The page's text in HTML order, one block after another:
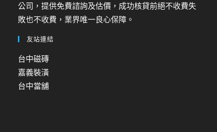
公司，提供免費諮詢及估價，成功核貸前絕不收費失
敗也不收費，業界唯一良心保障。
友站連結
台中磁磚
嘉義裝潢
台中當舖